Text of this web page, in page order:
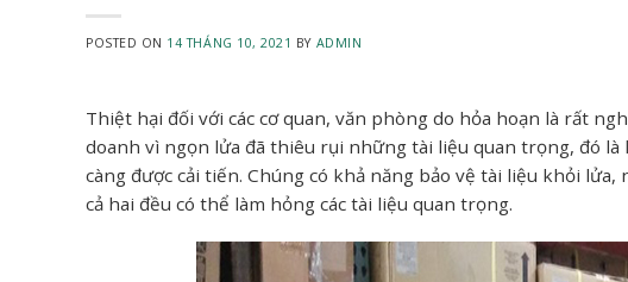
POSTED ON 14 THÁNG 10, 2021 BY ADMIN
Thiệt hại đối với các cơ quan, văn phòng do hỏa hoạn là rất
doanh vì ngọn lửa đã thiêu rụi những tài liệu quan trọng, đó
càng được cải tiến. Chúng có khả năng bảo vệ tài liệu khỏi
cả hai đều có thể làm hỏng các tài liệu quan trọng.